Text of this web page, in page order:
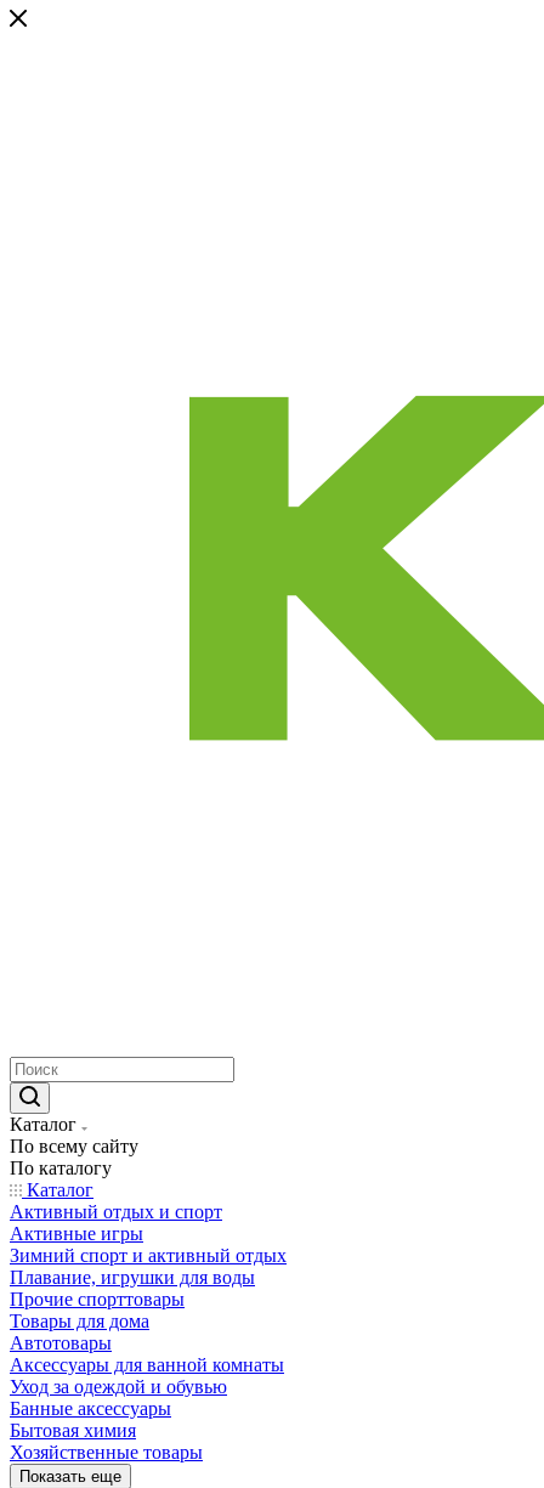
Каталог
По всему сайту
По каталогу
Каталог
Активный отдых и спорт
Активные игры
Зимний спорт и активный отдых
Плавание, игрушки для воды
Прочие спорттовары
Товары для дома
Автотовары
Аксессуары для ванной комнаты
Уход за одеждой и обувью
Банные аксессуары
Бытовая химия
Хозяйственные товары
Показать еще